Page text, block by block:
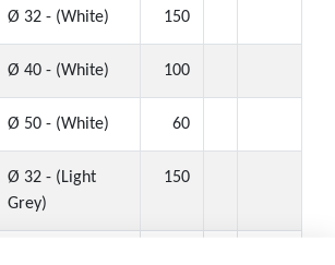
Ø 32 - (White) 150
Ø 40 - (White) 100
Ø 50 - (White) 60
Ø 32 - (Light
Grey)
150